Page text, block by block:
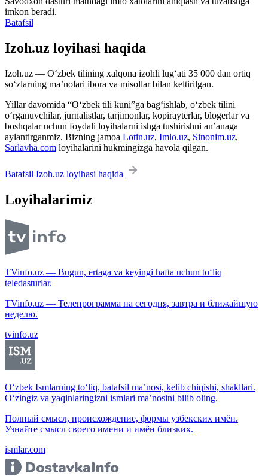
imkon beradi.
Batafsil
Izoh.uz loyihasi haqida
Izoh.uz — O‘zbek tilining xalqona izohli lug‘ati 35 000 dan ortiq
so‘zlarning ma’nolari ibora va misollar bilan keltirilgan.
Yillar davomida “O‘zbek tili kuni”ga bag‘ishlab, o‘zbek tilini
o‘rganuvchilar, jurnalistlar, tarjimonlar, kopirayterlar, blogerlar va
boshqalar uchun foydali loyihalarni ishga tushirishni an’anaga
aylantirganmiz. Bizning jamoa Lotin.uz, Imlo.uz, Sinonim.uz,
Sarlavha.com loyihalarini hukmingizga havola qilgan.
Batafsil Izoh.uz loyihasi haqida
Loyihalarimiz
TVinfo.uz — Bugun, ertaga va keyingi hafta uchun to‘liq
teledasturlar.
TVinfo.uz — Телепрограмма на сегодня, завтра и ближайшую
неделю.
tvinfo.uz
O‘zbek Ismlarning to‘liq, batafsil ma’nosi, kelib chiqishi, shakllari.
O‘zingiz va yaqinlaringizni ismlari ma’nosini bilib oling.
Полный смысл, происхождение, формы узбекских имён.
Узнайте смысл своего имени и имён близких.
ismlar.com